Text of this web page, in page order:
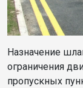
Назначение
ограничения
пропускных